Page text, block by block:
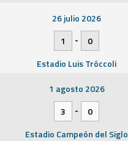
26 julio 2026
1
-
0
Estadio Luis Tróccoli
1 agosto 2026
3
-
0
Estadio Campeón del Siglo